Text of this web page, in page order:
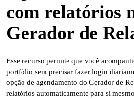
com relatórios
Gerador de
Esse recurso permite que você
portfólio sem precisar fazer login
opção de agendamento do Gerador de
relatórios automaticamente para si